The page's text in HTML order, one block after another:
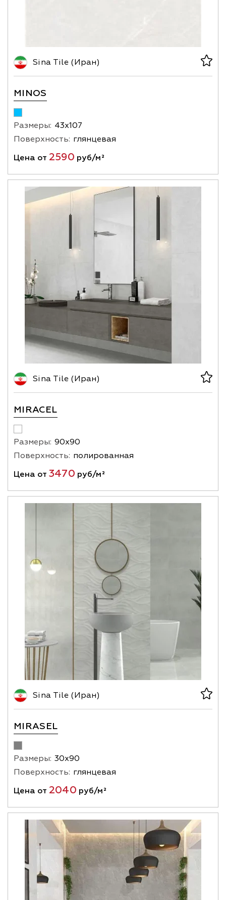
Sina Tile (Иран)
MINOS
Размеры: 43х107
Поверхность: глянцевая
Цена от 2590 руб/м²
Sina Tile (Иран)
MIRACEL
Размеры: 90х90
Поверхность: полированная
Цена от 3470 руб/м²
Sina Tile (Иран)
MIRASEL
Размеры: 30х90
Поверхность: глянцевая
Цена от 2040 руб/м²